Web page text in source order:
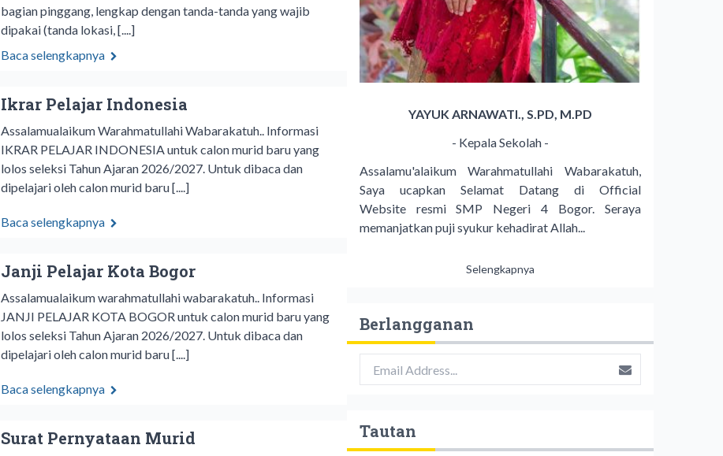
bagian pinggang, lengkap dengan tanda-tanda yang wajib
dipakai (tanda lokasi, [....]
Baca selengkapnya
Ikrar Pelajar Indonesia
Assalamualaikum Warahmatullahi Wabarakatuh.. Informasi
IKRAR PELAJAR INDONESIA untuk calon murid baru yang
lolos seleksi Tahun Ajaran 2026/2027. Untuk dibaca dan
dipelajari oleh calon murid baru [....]
Baca selengkapnya
Janji Pelajar Kota Bogor
Assalamualaikum warahmatullahi wabarakatuh.. Informasi
JANJI PELAJAR KOTA BOGOR untuk calon murid baru yang
lolos seleksi Tahun Ajaran 2026/2027. Untuk dibaca dan
dipelajari oleh calon murid baru [....]
Baca selengkapnya
Surat Pernyataan Murid
YAYUK ARNAWATI., S.PD, M.PD
- Kepala Sekolah -
Assalamu'alaikum Warahmatullahi Wabarakatuh,
Saya ucapkan Selamat Datang di Official
Website resmi SMP Negeri 4 Bogor. Seraya
memanjatkan puji syukur kehadirat Allah...
Selengkapnya
Berlangganan
Tautan